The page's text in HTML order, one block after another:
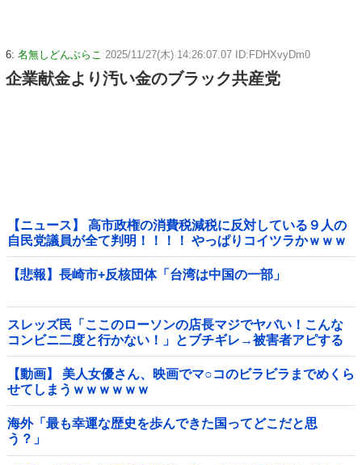
6: 名無しどんぶらこ 2025/11/27(木) 14:26:07.07 ID:FDHXvyDm0
企業献金より汚い金のブラック共産党
【ニュース】 高市政権の消費税減税に反対している９人の
自民党議員が全て判明！！！！ やっぱりコイツラかｗｗｗ
ｗｗ
【悲報】長崎市+反核団体「台湾は中国の一部」
スレッズ民「ここのローソンの店長マジでヤバい！こんな
コンビニ二度と行かない！」とブチギレ→被害者アピする
も「ヤバイのはお前だよ」とツッコミ殺到ｗｗｗｗｗｗｗ
他
【動画】 美人女優さん、映画でマ○コのビラビラまでめくら
せてしまうｗｗｗｗｗｗ
海外「最も幸運な歴史を歩んできた国ってどこだと思
う？」